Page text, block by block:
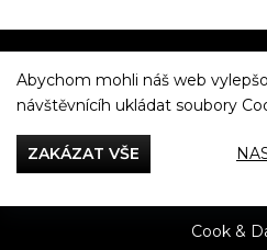
Večeříme
Cook &
Abychom mohli náš web
návštěvnícíh ukládat soubory
ZAKÁZAT VŠE